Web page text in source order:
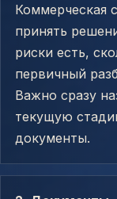
Коммерческая
принять
риски есть,
первичный
Важно сразу
текущую
документы.